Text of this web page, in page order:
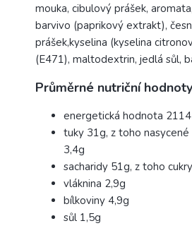
mouka, cibulový prášek,
barvivo (paprikový extrakt),
prášek,kyselina (kyselina
(E471), maltodextrin, jedlá sůl,
Průměrné nutriční
energetická hodnota
tuky 31g, z toho
3,4g
sacharidy 51g, z toho
vláknina 2,9g
bílkoviny 4,9g
sůl 1,5g